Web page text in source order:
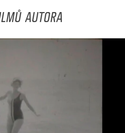
AUTORA